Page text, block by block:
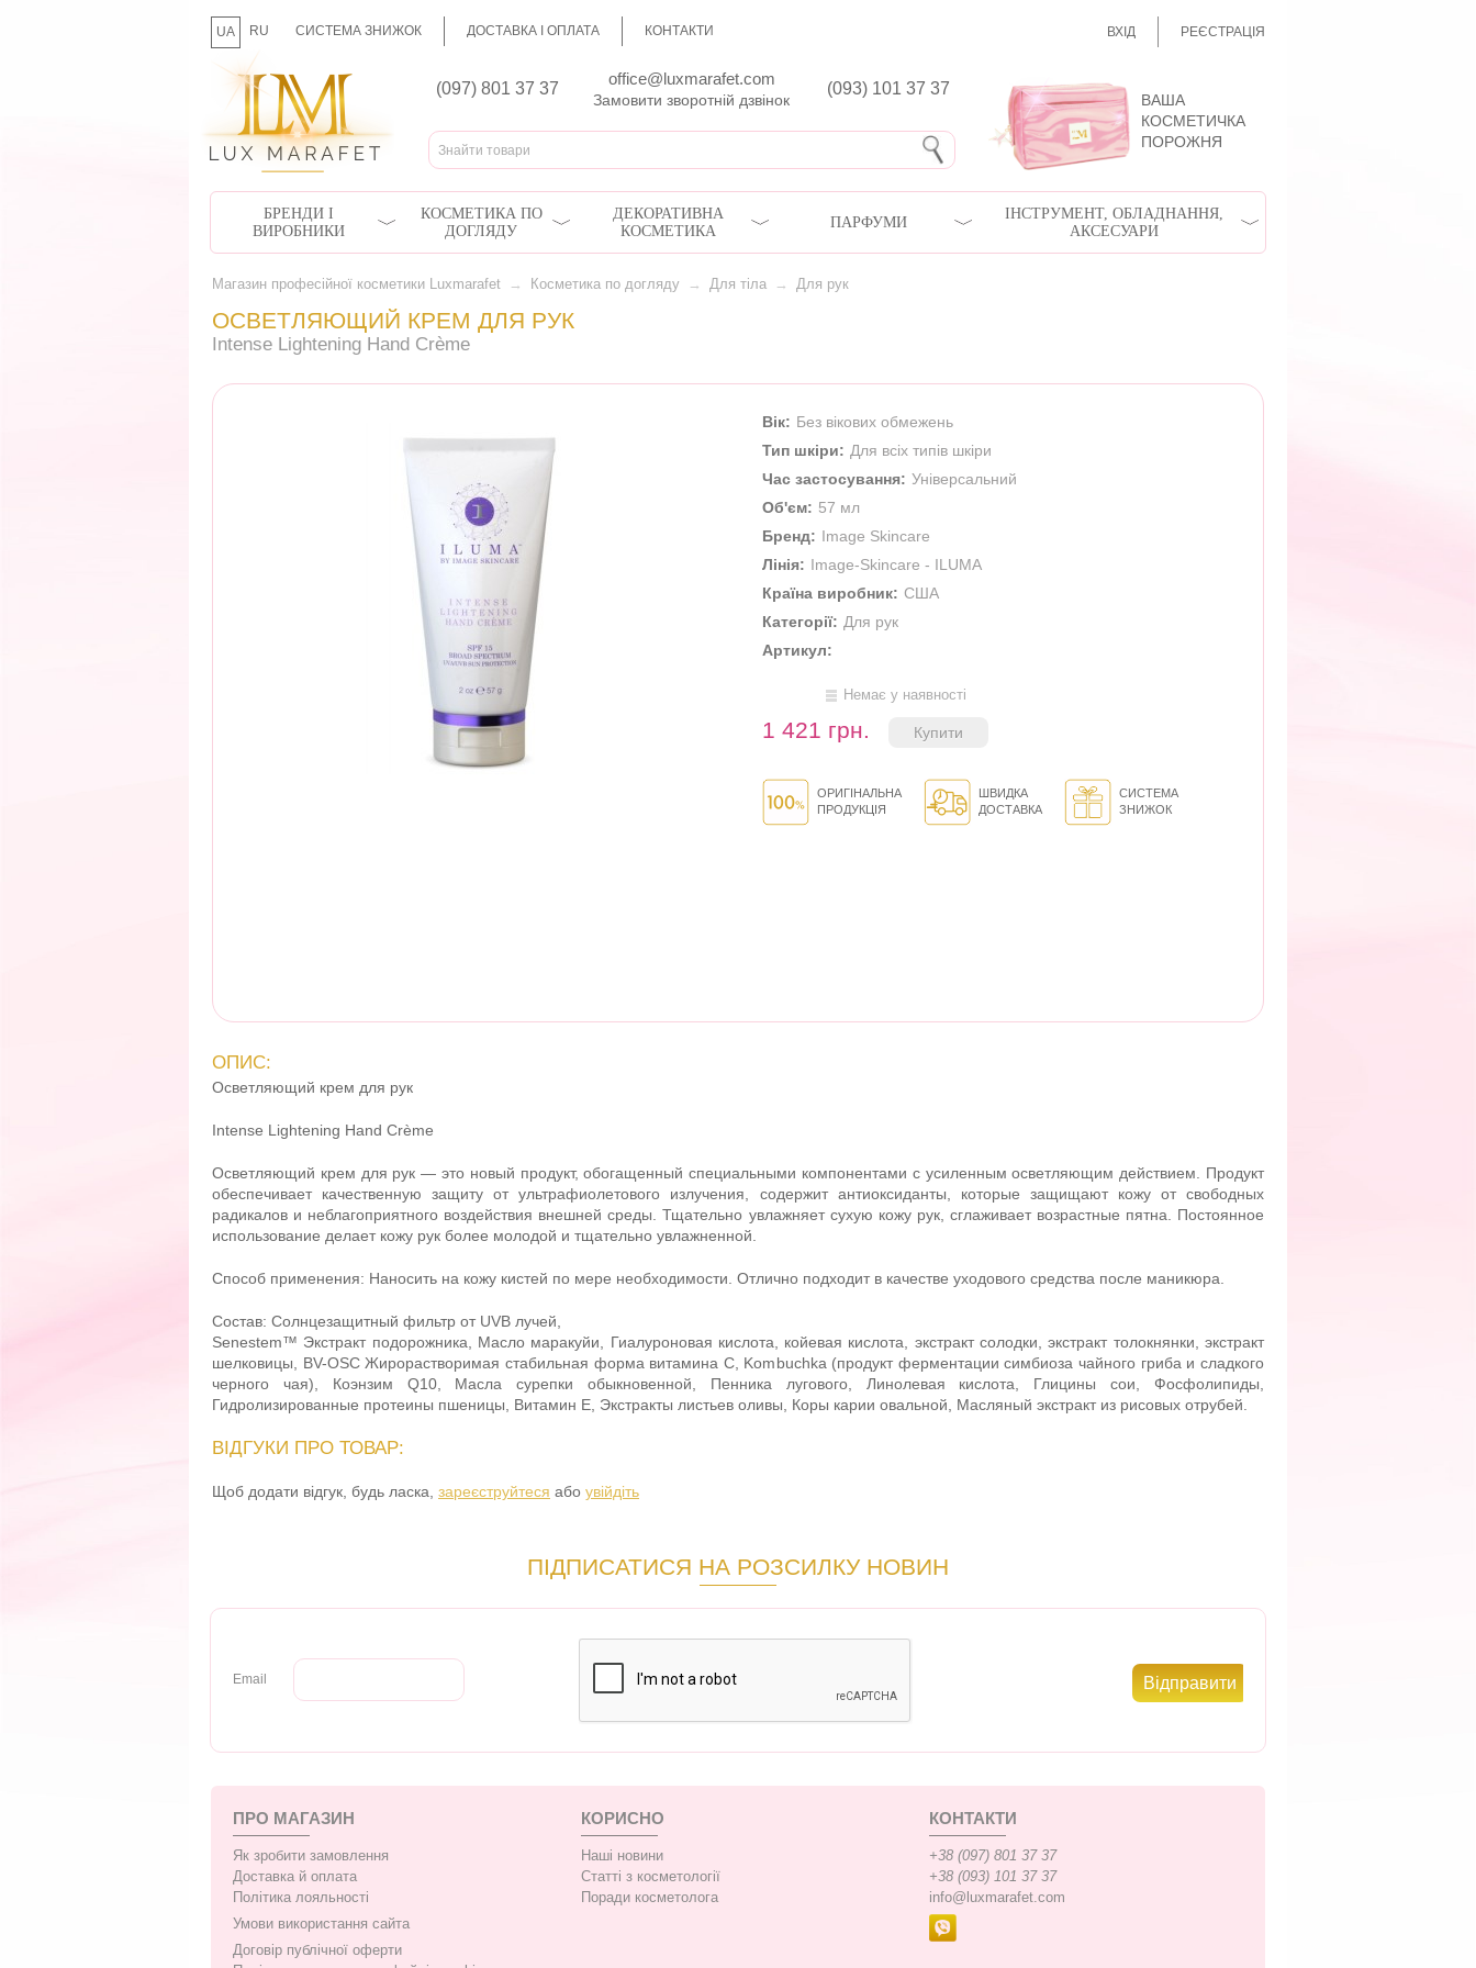
UA RU СИСТЕМА ЗНИЖОК ДОСТАВКА І ОПЛАТА КОНТАКТИ ВХІД РЕЄСТРАЦІЯ
(097) 801 37 37
office@luxmarafet.com
(093) 101 37 37
Замовити зворотній дзвінок
ВАША
КОСМЕТИЧКА
ПОРОЖНЯ
БРЕНДИ І
ВИРОБНИКИ
КОСМЕТИКА ПО
ДОГЛЯДУ
ДЕКОРАТИВНА
КОСМЕТИКА
ПАРФУМИ
ІНСТРУМЕНТ, ОБЛАДНАННЯ,
АКСЕСУАРИ
Магазин професійної косметики Luxmarafet → Косметика по догляду → Для тіла → Для рук
ОСВЕТЛЯЮЩИЙ КРЕМ ДЛЯ РУК
Intense Lightening Hand Crème
Вік: Без вікових обмежень
Тип шкіри: Для всіх типів шкіри
Час застосування: Універсальний
Об'єм: 57 мл
Бренд: Image Skincare
Лінія: Image-Skincare - ILUMA
Країна виробник: США
Категорії: Для рук
Артикул:
Немає у наявності
1 421 грн.
ОРИГІНАЛЬНА
ПРОДУКЦІЯ
ШВИДКА
ДОСТАВКА
СИСТЕМА
ЗНИЖОК
ОПИС:
Осветляющий крем для рук
Intense Lightening Hand Crème
Осветляющий крем для рук — это новый продукт, обогащенный специальными компонентами с усиленным осветляющим действием. Продукт
обеспечивает качественную защиту от ультрафиолетового излучения, содержит антиоксиданты, которые защищают кожу от свободных
радикалов и неблагоприятного воздействия внешней среды. Тщательно увлажняет сухую кожу рук, сглаживает возрастные пятна. Постоянное
использование делает кожу рук более молодой и тщательно увлажненной.
Способ применения: Наносить на кожу кистей по мере необходимости. Отлично подходит в качестве уходового средства после маникюра.
Состав: Солнцезащитный фильтр от UVB лучей,
Senestem™ Экстракт подорожника, Масло маракуйи, Гиалуроновая кислота, койевая кислота, экстракт солодки, экстракт толокнянки, экстракт
шелковицы, BV-OSC Жирорастворимая стабильная форма витамина С, Kombuchka (продукт ферментации симбиоза чайного гриба и сладкого
черного чая), Коэнзим Q10, Масла сурепки обыкновенной, Пенника лугового, Линолевая кислота, Глицины сои, Фосфолипиды,
Гидролизированные протеины пшеницы, Витамин Е, Экстракты листьев оливы, Коры карии овальной, Масляный экстракт из рисовых отрубей.
ВІДГУКИ ПРО ТОВАР:
Щоб додати відгук, будь ласка, зареєструйтеся або увійдіть
ПІДПИСАТИСЯ НА РОЗСИЛКУ НОВИН
Email
ПРО МАГАЗИН
Як зробити замовлення
Доставка й оплата
Політика лояльності
Умови використання сайта
Договір публічної оферти
КОРИСНО
Наші новини
Статті з косметології
Поради косметолога
КОНТАКТИ
+38 (097) 801 37 37
+38 (093) 101 37 37
info@luxmarafet.com